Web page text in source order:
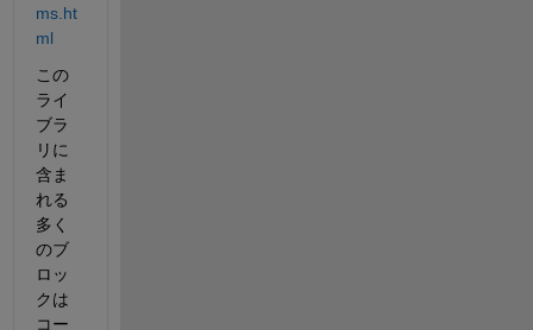
ms.ht
ml
この
ライ
ブラ
リに
含ま
れる
多く
のブ
ロッ
クは
コー